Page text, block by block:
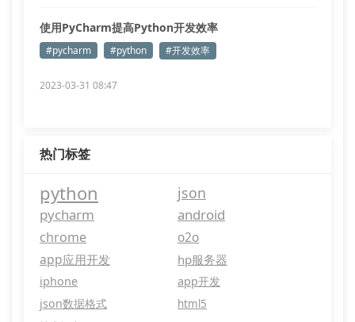
使用PyCharm提高Python开发效率
#pycharm #python #开发效率
2023-03-31 08:47
热门标签
python json
pycharm android
chrome
o2o
app应用开发
hp服务器
iphone
app开发
json数据格式
html5